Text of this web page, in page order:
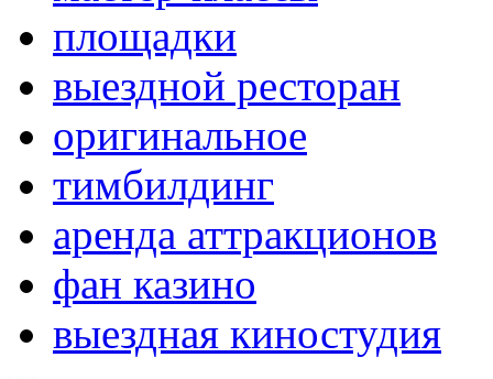
площадки
выездной ресторан
оригинальное
тимбилдинг
аренда аттракционов
фан казино
выездная киностудия